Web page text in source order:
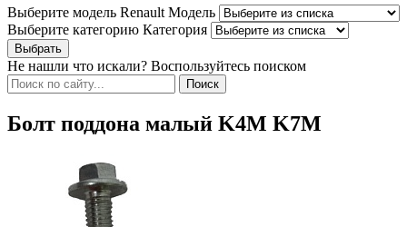
Выберите модель Renault Модель
Выберите категорию Категория
Не нашли что искали? Воспользуйтесь поиском
Болт поддона малый K4M K7M